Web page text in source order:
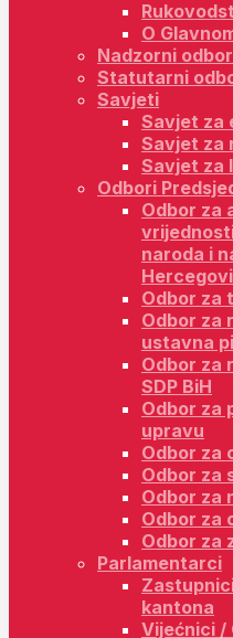
O
Nadzorni odbor
Statutarni
Savjeti
Savjet za
Savjet za
Savjet za
Odbori
Odbor za
naroda i
Odbor za
Odbor za
ustavna
Odbor za
SDP BiH
Odbor za
upravu
Odbor za
Odbor za
Odbor za
Odbor za
Odbor za
Parlamentarci
kantona
Vijećnici /